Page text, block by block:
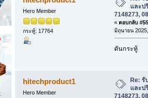
Hero Member
กระทู้: 17764
และป
7148273,
« ตอบกลับ
มิถุนายน
ดันกระทู้
hitechproduct1
Hero Member
Re:
และป
7148273,